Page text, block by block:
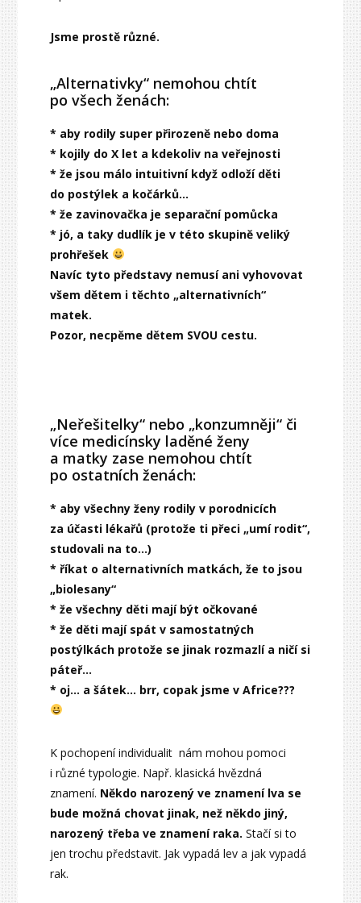
Jsme prostě různé.
„Alternativky“ nemohou chtít
po všech ženách:
* aby rodily super přirozeně nebo doma
* kojily do X let a kdekoliv na veřejnosti
* že jsou málo intuitivní když odloží děti
do postýlek a kočárků…
* že zavinovačka je separační pomůcka
* jó, a taky dudlík je v této skupině veliký
prohřešek
Navíc tyto představy nemusí ani vyhovovat
všem dětem i těchto „alternativních“
matek.
Pozor, necpěme dětem SVOU cestu.
„Neřešitelky“ nebo „konzumněji“ či
více medicínsky laděné ženy
a matky zase nemohou chtít
po ostatních ženách:
* aby všechny ženy rodily v porodnicích
za účasti lékařů (protože ti přeci „umí rodit“,
studovali na to…)
* říkat o alternativních matkách, že to jsou
„biolesany“
* že všechny děti mají být očkované
* že děti mají spát v samostatných
postýlkách protože se jinak rozmazlí a ničí si
páteř…
* oj… a šátek… brr, copak jsme v Africe???
K pochopení individualit nám mohou pomoci
i různé typologie. Např. klasická hvězdná
znamení. Někdo narozený ve znamení lva se
bude možná chovat jinak, než někdo jiný,
narozený třeba ve znamení raka. Stačí si to
jen trochu představit. Jak vypadá lev a jak vypadá
rak.